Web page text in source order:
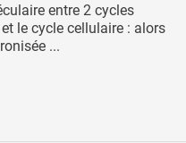
entre 2 cycles
le cycle cellulaire : alors
...